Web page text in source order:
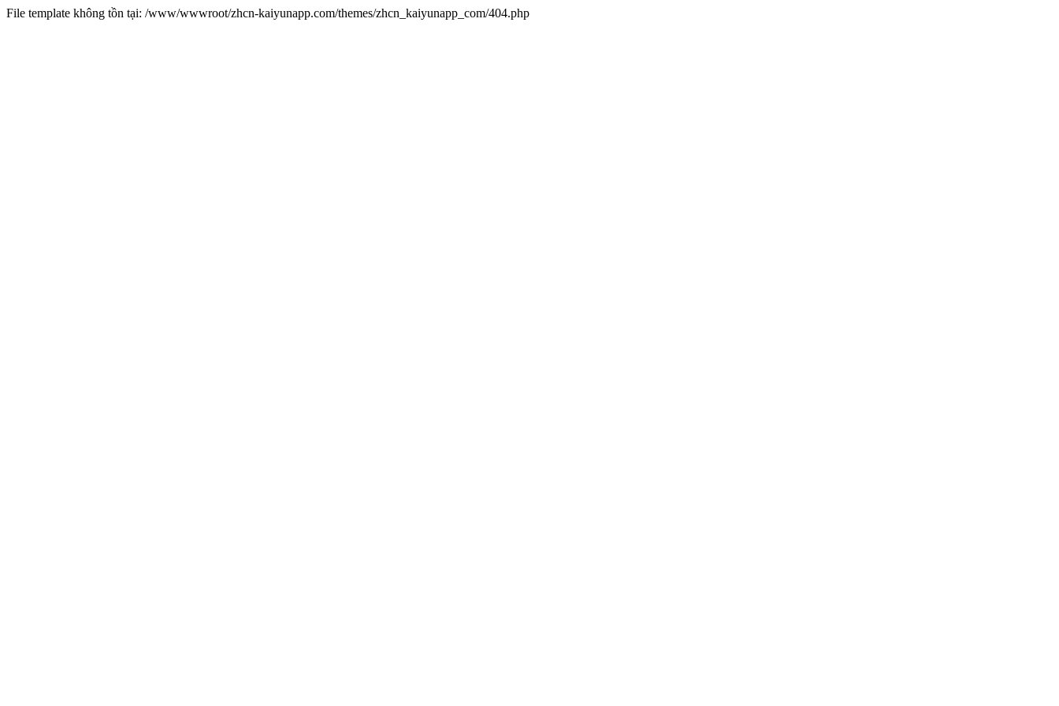
File template không tồn tại: /www/wwwroot/zhcn-kaiyunapp.com/themes/zhcn_kaiyunapp_com/404.php